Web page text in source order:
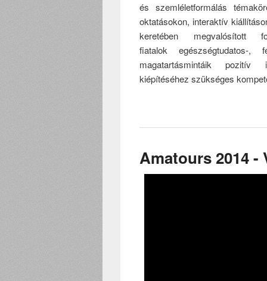
és szemléletformálás
oktatásokon, interaktív
keretében megvalósított
fiatalok egészségtudatos-,
magatartásmintáik pozitív
kiépítéséhez szükséges
Amatours 2014 -